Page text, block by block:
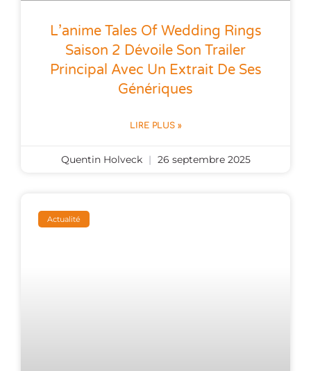
L’anime Tales Of Wedding Rings
Saison 2 Dévoile Son Trailer
Principal Avec Un Extrait De Ses
Génériques
LIRE PLUS »
Quentin Holveck 26 septembre 2025
Actualité